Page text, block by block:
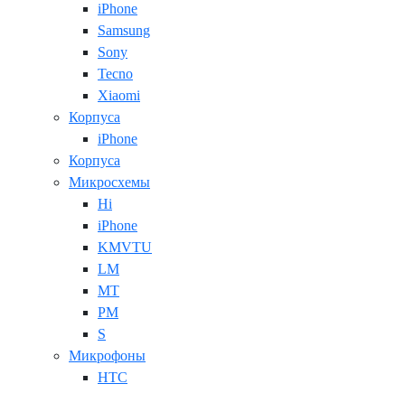
iPhone
Samsung
Sony
Tecno
Xiaomi
Корпуса
iPhone
Корпуса
Микросхемы
Hi
iPhone
KMVTU
LM
MT
PM
S
Микрофоны
HTC